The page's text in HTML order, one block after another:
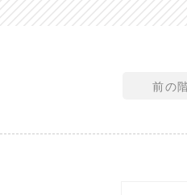
前の